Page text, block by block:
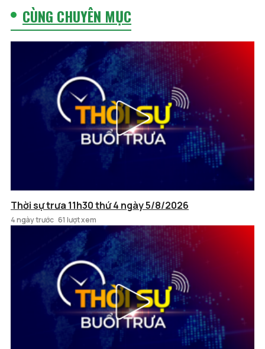
CÙNG CHUYÊN MỤC
Thời sự trưa 11h30 thứ 4 ngày 5/8/2026
4 ngày trước 61 lượt xem